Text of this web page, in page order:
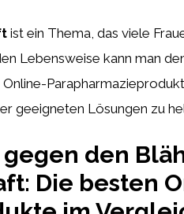
ist ein Thema, das viele
Lebensweise kann man
geeigneten Lösungen zu
den
Die besten